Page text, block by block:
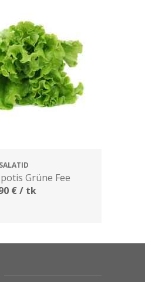
SALATID
Grüne Fee
€/ tk